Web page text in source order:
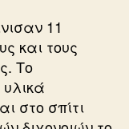
11
και τους
Το
στο σπίτι